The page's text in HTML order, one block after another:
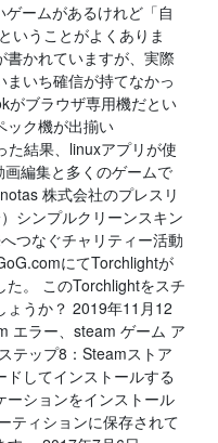
ームがあるけれど「自
いうことがよくありま
かれていますが、実際
いち確信が持てなかっ
がブラウザ専用機だとい
ック機が出揃い
た結果、linuxアプリが使
編集と多くのゲームで
株式会社のプレスリ
シンプルクリーンスキン
つなぐチャリティー活動
にてTorchlightが
。 このTorchlightをスチ
ょうか？ 2019年11月12
エラー、steam ゲーム ア
テップ8：Steamストア
してインストールする
ーションをインストール
ティションに保存されて